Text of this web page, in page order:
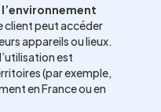
l’environnement
client peut accéder
appareils ou lieux.
est
(par exemple,
en France ou en